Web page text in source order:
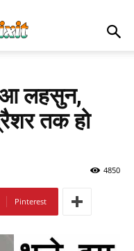
लहसुन,
तक हो
4850
Pinterest